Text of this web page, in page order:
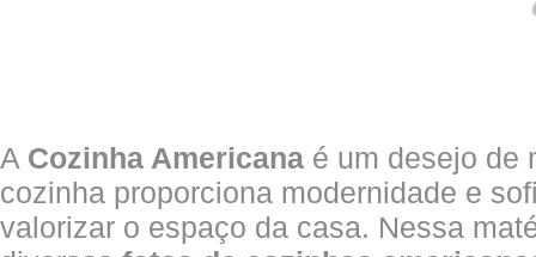
A Cozinha Americana é um desejo de
cozinha proporciona modernidade e
valorizar o espaço da casa. Nessa